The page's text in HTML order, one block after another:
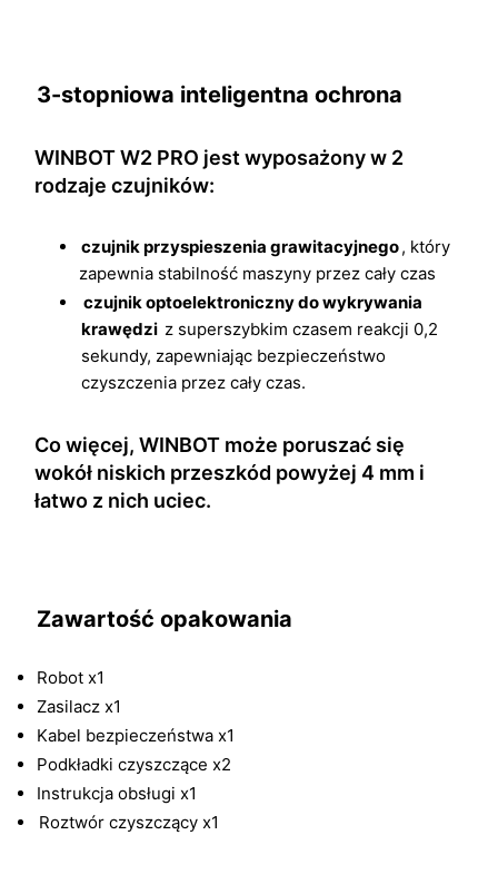
3-stopniowa inteligentna ochrona
WINBOT W2 PRO jest wyposażony w 2
rodzaje czujników:
czujnik przyspieszenia grawitacyjnego, który
zapewnia stabilność maszyny przez cały czas
czujnik optoelektroniczny do wykrywania
krawędzi z superszybkim czasem reakcji 0,2
sekundy, zapewniając bezpieczeństwo
czyszczenia przez cały czas.
Co więcej, WINBOT może poruszać się
wokół niskich przeszkód powyżej 4 mm i
łatwo z nich uciec.
Zawartość opakowania
Robot x1
Zasilacz x1
Kabel bezpieczeństwa x1
Podkładki czyszczące x2
Instrukcja obsługi x1
Roztwór czyszczący x1